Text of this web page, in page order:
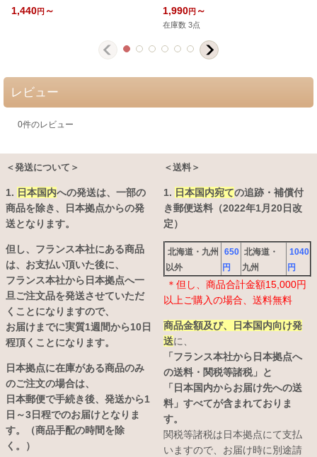
1,440円 ～ 1,990円 ～
在庫数 3点
レビュー
0件のレビュー
＜発送について＞
1. 日本国内への発送は、 一部の
商品を除き、日本拠点からの発
送となります。
但し、フランス本社にある商品
は、お支払い頂いた後に、
フランス本社から日本拠点へ一
旦ご注文品を発送させていただ
くことになりますので、
お届けまでに実質1週間から10日
程頂くことになります。
日本拠点に在庫がある商品のみ
のご注文の場合は、
日本郵便で手続き後、発送から1
日～3日程でのお届けとなりま
す。（商品手配の時間を除
く。）
＜送料＞
1. 日本国内宛ての追跡・補償付
き郵便送料（2022年1月20日改
定）
北海道・九州
以外
650
円
北海道・
九州
1040
円
＊但し、商品合計金額15,000円
以上ご購入の場合、送料無料
商品金額及び、日本国内向け発
送に、
「フランス本社から日本拠点へ
の送料・関税等諸税」と
「日本国内からお届け先への送
料」すべてが含まれておりま
す。
関税等諸税は日本拠点にて支払
いますので、お届け時に別途請